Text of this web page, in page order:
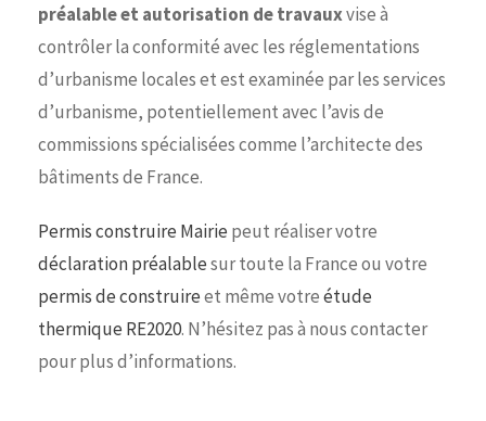
préalable et autorisation de travauxvise à
contrôler la conformité avec les réglementations
d’urbanisme locales et est examinée par les services
d’urbanisme, potentiellement avec l’avis de
commissions spécialisées comme l’architecte des
bâtiments de France.
Permis construire Mairie peut réaliser votre
déclaration préalablesur toute la France ou votre
permis de construireet même votreétude
thermique RE2020. N’hésitez pas à nous contacter
pour plus d’informations.